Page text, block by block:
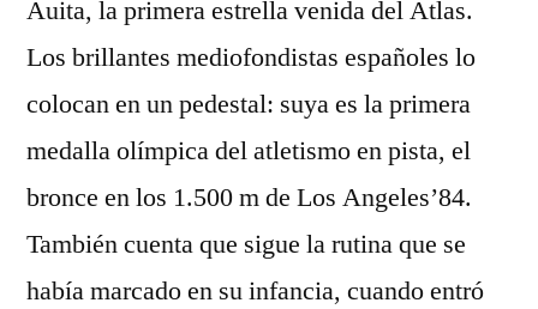
Auita, la primera estrella venida del Atlas.
Los brillantes mediofondistas españoles lo
colocan en un pedestal: suya es la primera
medalla olímpica del atletismo en pista, el
bronce en los 1.500 m de Los Angeles’84.
También cuenta que sigue la rutina que se
había marcado en su infancia, cuando entró